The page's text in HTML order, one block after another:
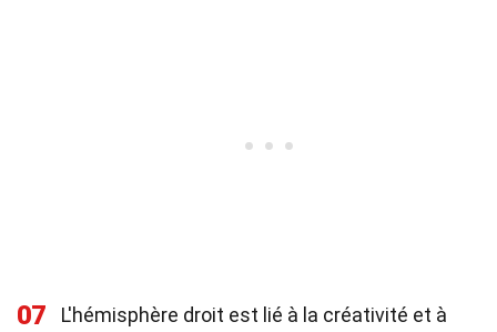
07
L'hémisphère droit est lié à la créativité et à